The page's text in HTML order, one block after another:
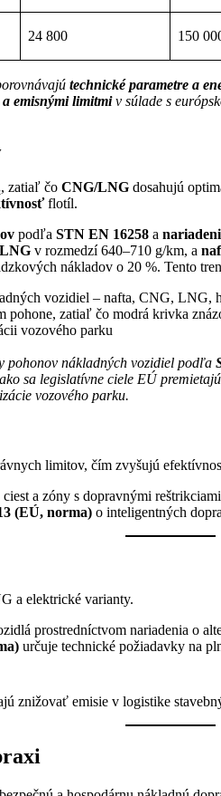
24 800 150
technické parametre a
emisnými limitmiv súlade s
, zatiaľ čo CNG/LNG dosahujú
flotíl.
podľa STN EN 16258 a
v rozmedzí 640–710 g/km, a
nákladov o 20 %. Tento
pohonov nákladných vozidiel podľa
sa legislatívne ciele EÚ
vozového parku.
limitov, čím zvyšujú
a zóny s dopravnými
(EÚ, norma) o inteligentných
a elektrické varianty.
prostredníctvom nariadenia o
určuje technické požiadavky na
znižovať emisie v logistike